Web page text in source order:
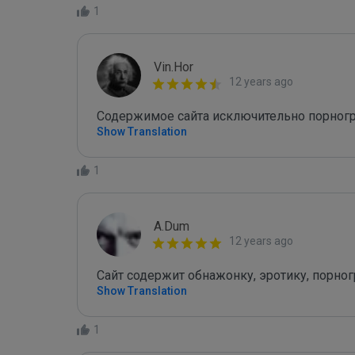
1
Vin.Hor
12 years ago
Содержимое сайта исключительно
Show Translation
1
A.Dum
12 years ago
Сайт содержит обнажонку, эротику,
Show Translation
1